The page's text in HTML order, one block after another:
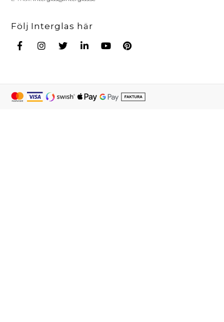
Följ Interglas här